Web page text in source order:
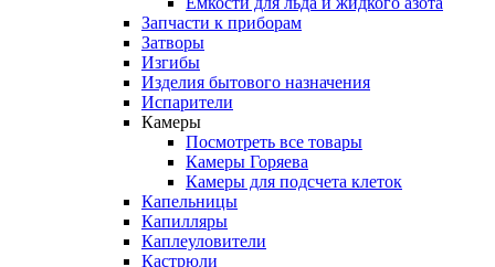
Запчасти к приборам
Затворы
Изгибы
Изделия бытового назначения
Испарители
Камеры
Посмотреть все товары
Камеры Горяева
Камеры для подсчета клеток
Капельницы
Капилляры
Каплеуловители
Кастрюли